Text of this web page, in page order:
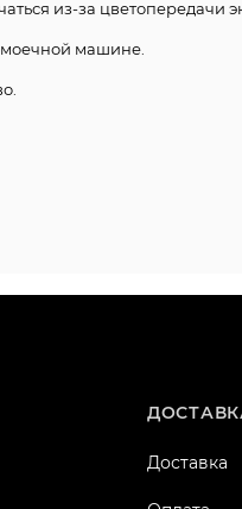
из-за цветопередачи
машине.
Доставка